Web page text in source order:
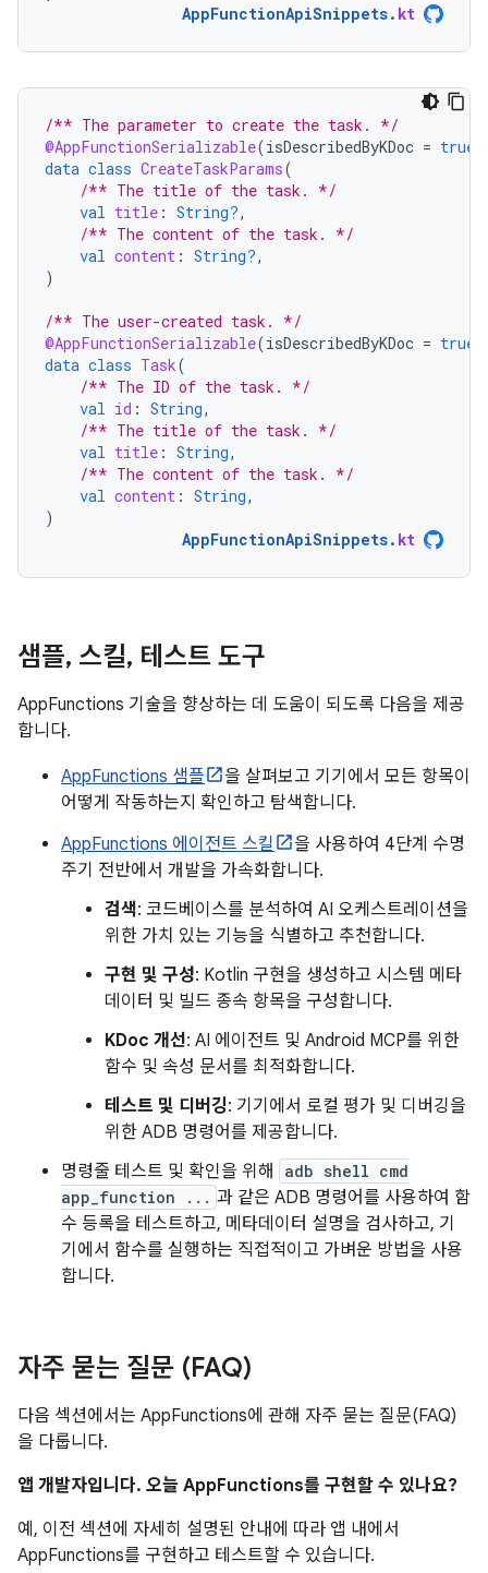
AppFunctionApiSnippets. kt
/** The parameter to create the task. */
@AppFunctionSerializable(isDescribedByKDoc = true
data class CreateTaskParams(
/** The title of the task. */
val title : String?,
/** The content of the task. */
val content : String?,
)
/** The user-created task. */
@AppFunctionSerializable(isDescribedByKDoc = true
data class Task(
/** The ID of the task. */
val id : String,
/** The title of the task. */
val title : String,
/** The content of the task. */
val content : String,
)
AppFunctionApiSnippets. kt
샘플, 스킬, 테스트 도구
AppFunctions 기술을 향상하는 데 도움이 되도록 다음을 제공
합니다.
AppFunctions 샘플
을 살펴보고 기기에서 모든 항목이
어떻게 작동하는지 확인하고 탐색합니다.
AppFunctions 에이전트 스킬
을 사용하여 4단계 수명
주기 전반에서 개발을 가속화합니다.
검색: 코드베이스를 분석하여 AI 오케스트레이션을
위한 가치 있는 기능을 식별하고 추천합니다.
구현 및 구성: Kotlin 구현을 생성하고 시스템 메타
데이터 및 빌드 종속 항목을 구성합니다.
KDoc 개선: AI 에이전트 및 Android MCP를 위한
함수 및 속성 문서를 최적화합니다.
테스트 및 디버깅: 기기에서 로컬 평가 및 디버깅을
위한 ADB 명령어를 제공합니다.
명령줄 테스트 및 확인을 위해
adb shell cmd
app_function ... 과 같은 ADB 명령어를 사용하여 함
수 등록을 테스트하고, 메타데이터 설명을 검사하고, 기
기에서 함수를 실행하는 직접적이고 가벼운 방법을 사용
합니다.
자주 묻는 질문 (FAQ)
다음 섹션에서는 AppFunctions에 관해 자주 묻는 질문(FAQ)
을 다룹니다.
앱 개발자입니다. 오늘 AppFunctions를 구현할 수 있나요?
예, 이전 섹션에 자세히 설명된 안내에 따라 앱 내에서
AppFunctions를 구현하고 테스트할 수 있습니다.